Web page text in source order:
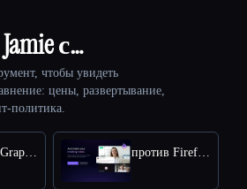
с…
чтобы увидеть
цены, развертывание,
политика.